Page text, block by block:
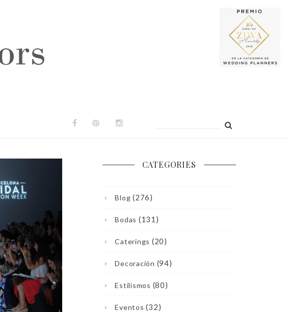
CATEGORIES
Blog (276)
Bodas (131)
Caterings (20)
Decoración (94)
Estilismos (80)
Eventos (32)